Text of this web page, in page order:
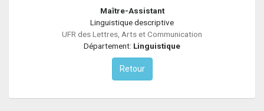
Maître-Assistant
Linguistique descriptive
UFR des Lettres, Arts et Communication
Département: Linguistique
Retour